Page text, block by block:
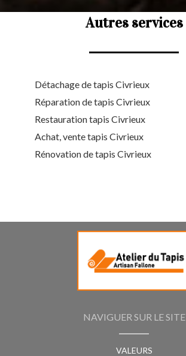
Autres services
Détachage de tapis Civrieux
Réparation de tapis Civrieux
Restauration tapis Civrieux
Achat, vente tapis Civrieux
Rénovation de tapis Civrieux
NAVIGUER SUR LE SITE
VALEURS